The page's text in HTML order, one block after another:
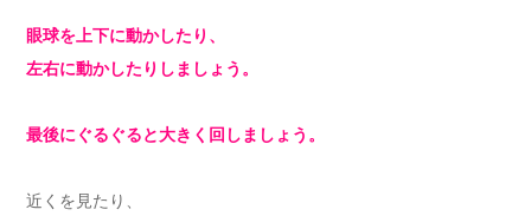
眼球を上下に動かしたり、
左右に動かしたりしましょう。
最後にぐるぐると大きく回しましょう。
近くを見たり、